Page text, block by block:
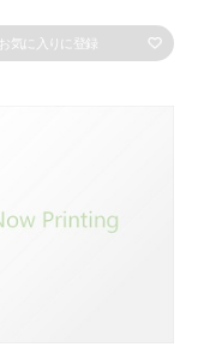
お気に入りに登録